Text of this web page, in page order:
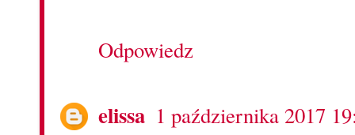
Odpowiedz
elissa 1 października 2017